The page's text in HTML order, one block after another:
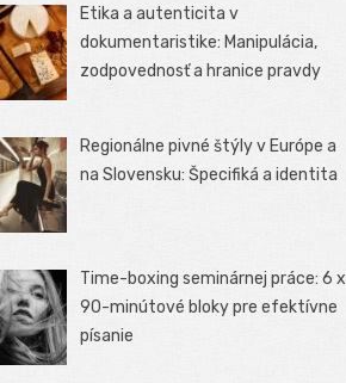
Etika a autenticita v
dokumentaristike: Manipulácia,
zodpovednosť a hranice pravdy
Regionálne pivné štýly v Európe a
na Slovensku: Špecifiká a identita
Time-boxing seminárnej práce: 6 x
90-minútové bloky pre efektívne
písanie